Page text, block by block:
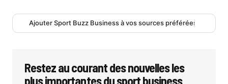
Ajouter Sport Buzz Business à vos sources préférées
Restez au courant des nouvelles les
plus importantes du sport business